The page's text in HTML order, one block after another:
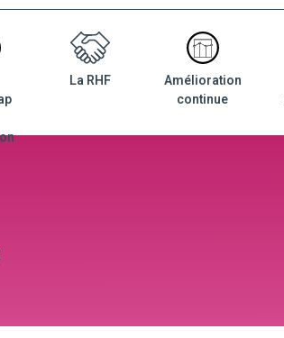
La RHF
Amélioration
continue